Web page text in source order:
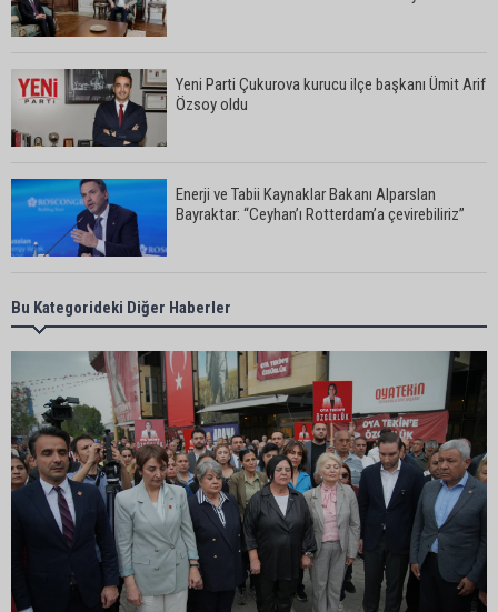
Yeni Parti Çukurova kurucu ilçe başkanı Ümit Arif
Özsoy oldu
Enerji ve Tabii Kaynaklar Bakanı Alparslan
Bayraktar: “Ceyhan’ı Rotterdam’a çevirebiliriz”
Başkan Ali Bedrettin Karataş’tan sahiller için
duyarlılık çağrısı
MHP Adana İl Başkanı Hakan Yıldırım:
“Liderimize dil uzatmak sizin haddinize değildir”
Adanalı 13 yaşındaki Ela Nur şelalede hayatını
kaybetti
Bu Kategorideki Diğer Haberler